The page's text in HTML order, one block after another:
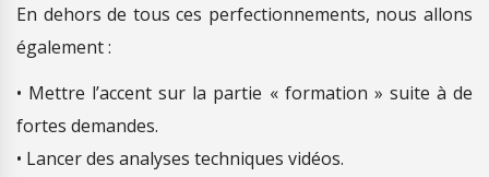
En dehors de tous ces perfectionnements, nous allons
également :
• Mettre l’accent sur la partie « formation » suite à de
fortes demandes.
• Lancer des analyses techniques vidéos.